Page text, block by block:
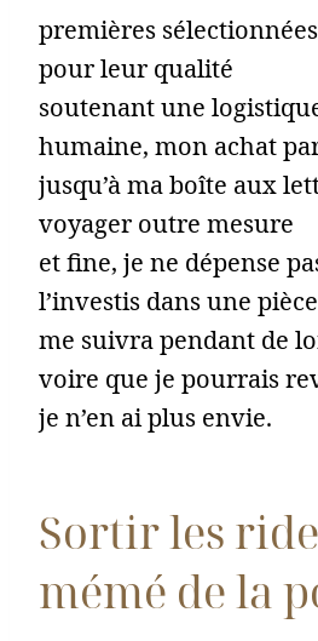
premières
pour leur qualité
soutenant une
humaine, mon achat
jusqu’à ma boîte aux
voyager outre mesure
et fine, je ne dépense
l’investis dans une
me suivra pendant de
voire que je pourrais
je n’en ai plus envie.
Sortir les
mémé de la